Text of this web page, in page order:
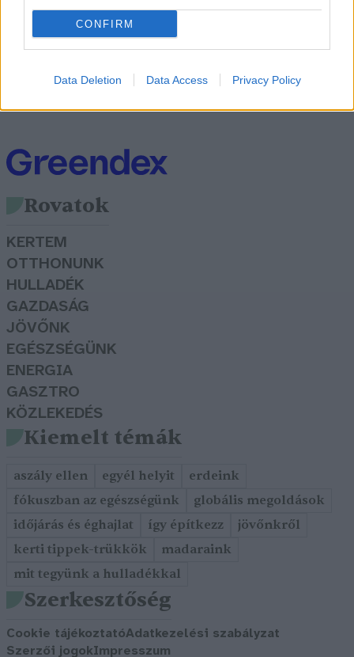
CONFIRM
Data Deletion Data Access Privacy Policy
Érkezik a kötelező érvényű
klímatörvény
Rovatok
KERTEM
OTTHONUNK
HULLADÉK
GAZDASÁG
JÖVŐNK
EGÉSZSÉGÜNK
ENERGIA
GASZTRO
KÖZLEKEDÉS
Kiemelt témák
aszály ellen egyél helyit
erdeink
fókuszban az egészségünk
globális megoldások
időjárás és éghajlat
így építkezz
jövőnkről
kerti tippek-trükkök
madaraink
mit tegyünk a hulladékkal
Szerkesztőség
Cookie tájékoztatóAdatkezelési szabályzat
Szerzői jogokImpresszum